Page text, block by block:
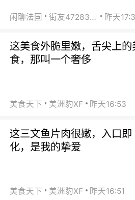
闲聊法国 街友472838572 昨天
这美食外脆里嫩，舌尖上的
食，那叫一个奢侈
美食天下 美洲豹XF 昨天16:53
这三文鱼片肉很嫩，入口即
化，是我的挚爱
美食天下 美洲豹XF 昨天16:51